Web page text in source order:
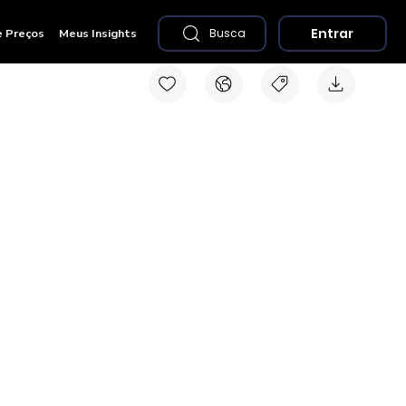
Preços Meus Insights Busca Entrar